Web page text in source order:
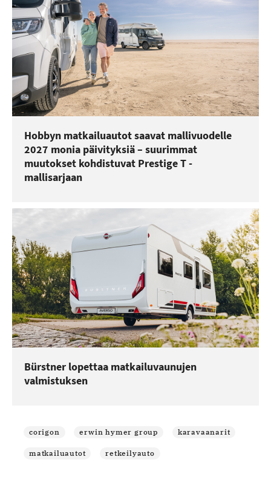
Hobbyn matkailuautot saavat mallivuodelle
2027 monia päivityksiä – suurimmat
muutokset kohdistuvat Prestige T -
mallisarjaan
Bürstner lopettaa matkailuvaunujen
valmistuksen
corigon erwin hymer group karavaanarit
matkailuautot retkeilyauto